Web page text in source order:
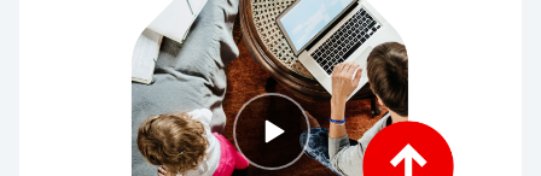
Episode
play
icon